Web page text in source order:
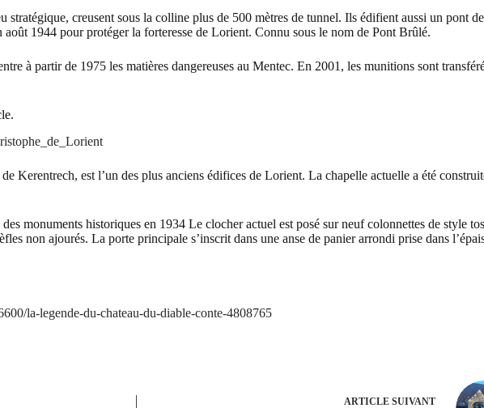
creusent sous la colline plus de 500 mètres de tunnel. Ils édifient aussi un pont
1944 pour protéger la forteresse de Lorient. Connu sous le nom de Pont Brûlé.
à partir de 1975 les matières dangereuses au Mentec. En 2001, les munitions sont
Kerentrech, est l’un des plus anciens édifices de Lorient. La chapelle actuelle a été
monuments historiques en 1934 Le clocher actuel est posé sur neuf colonnettes de style
non ajourés. La porte principale s’inscrit dans une anse de panier arrondi prise dans
la-legende-du-chateau-du-diable-conte-4808765
ARTICLE SUIVANT